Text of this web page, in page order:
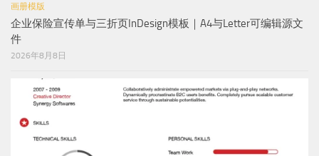
画册模版
企业保险宣传单与三折页InDesign模板｜A4与Letter可编辑源文
件
2026年8月8日